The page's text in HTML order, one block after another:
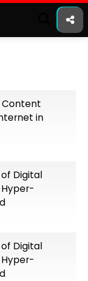
Content
in
Digital
Digital